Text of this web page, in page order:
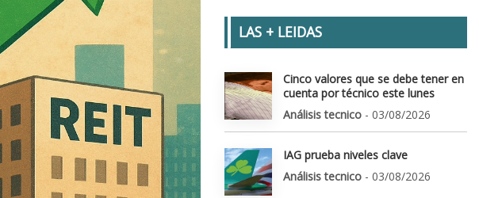
LAS + LEIDAS
Cinco valores que se debe tener en
cuenta por técnico este lunes
Análisis tecnico - 03/08/2026
IAG prueba niveles clave
Análisis tecnico - 03/08/2026